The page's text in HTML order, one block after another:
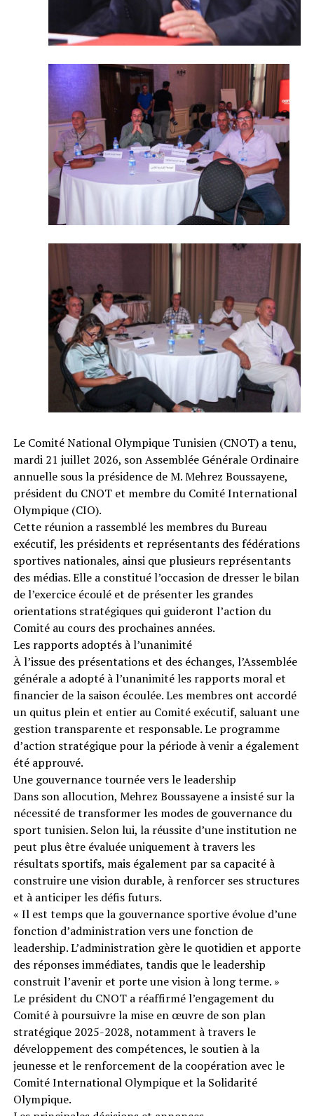
Le Comité National Olympique Tunisien (CNOT) a tenu,
mardi 21 juillet 2026, son Assemblée Générale Ordinaire
annuelle sous la présidence de M. Mehrez Boussayene,
président du CNOT et membre du Comité International
Olympique (CIO).
Cette réunion a rassemblé les membres du Bureau
exécutif, les présidents et représentants des fédérations
sportives nationales, ainsi que plusieurs représentants
des médias. Elle a constitué l’occasion de dresser le bilan
de l’exercice écoulé et de présenter les grandes
orientations stratégiques qui guideront l’action du
Comité au cours des prochaines années.
Les rapports adoptés à l’unanimité
À l’issue des présentations et des échanges, l’Assemblée
générale a adopté à l’unanimité les rapports moral et
financier de la saison écoulée. Les membres ont accordé
un quitus plein et entier au Comité exécutif, saluant une
gestion transparente et responsable. Le programme
d’action stratégique pour la période à venir a également
été approuvé.
Une gouvernance tournée vers le leadership
Dans son allocution, Mehrez Boussayene a insisté sur la
nécessité de transformer les modes de gouvernance du
sport tunisien. Selon lui, la réussite d’une institution ne
peut plus être évaluée uniquement à travers les
résultats sportifs, mais également par sa capacité à
construire une vision durable, à renforcer ses structures
et à anticiper les défis futurs.
« Il est temps que la gouvernance sportive évolue d’une
fonction d’administration vers une fonction de
leadership. L’administration gère le quotidien et apporte
des réponses immédiates, tandis que le leadership
construit l’avenir et porte une vision à long terme. »
Le président du CNOT a réaffirmé l’engagement du
Comité à poursuivre la mise en œuvre de son plan
stratégique 2025-2028, notamment à travers le
développement des compétences, le soutien à la
jeunesse et le renforcement de la coopération avec le
Comité International Olympique et la Solidarité
Olympique.